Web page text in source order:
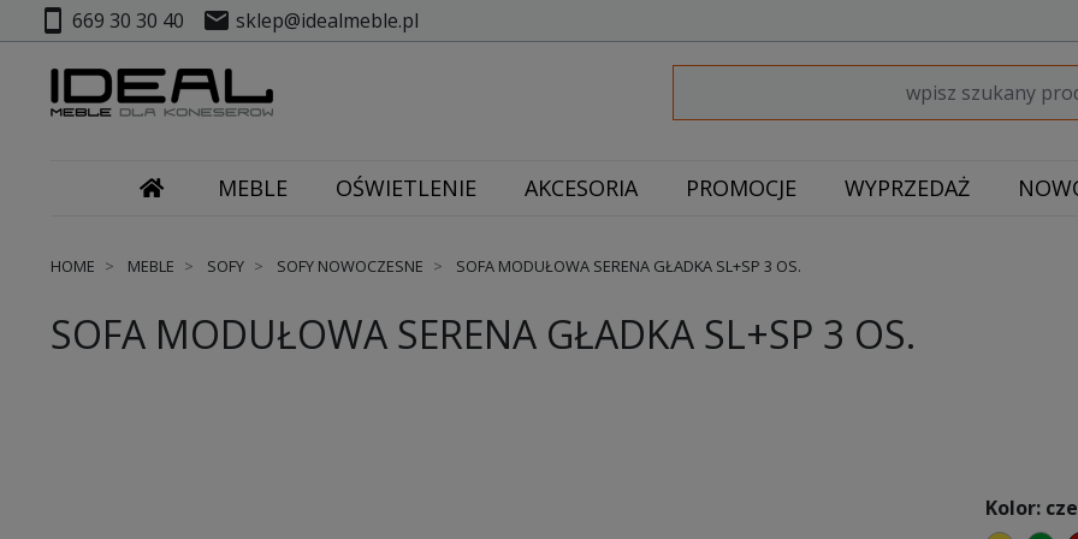
smartphone 669 30 30 40 mail sklep@idealmeble.pl
MEBLE OŚWIETLENIE AKCESORIA PROMOCJE WYPRZEDAŻ
HOME MEBLE SOFY SOFY NOWOCZESNE SOFA MODUŁOWA SERENA GŁADKA SL+SP 3 OS.
SOFA MODUŁOWA SERENA GŁADKA SL+SP 3 OS.
Kolor: